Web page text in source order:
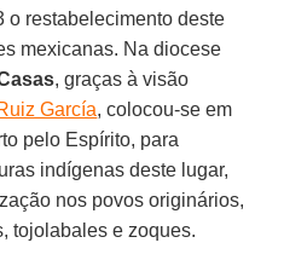
o restabelecimento deste
mexicanas. Na diocese
, graças à visão
García, colocou-se em
pelo Espírito, para
indígenas deste lugar,
nos povos originários,
tojolabales e zoques.